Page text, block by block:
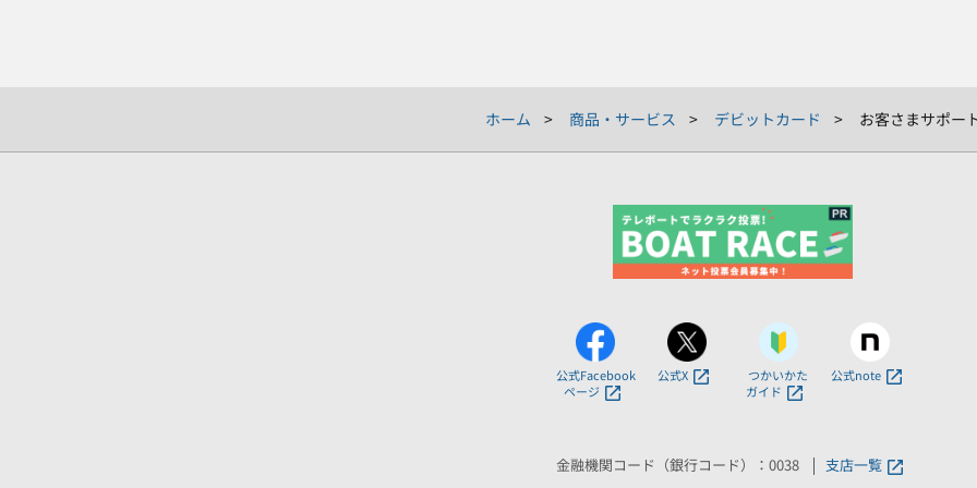
ホーム 商品・サービス デビットカード お客さまサポー
公式Facebook
ページ
公式X
つかいかた
ガイド
公式note
金融機関コード（銀行コード）：0038 支店一覧